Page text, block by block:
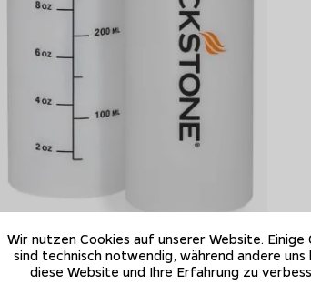
Wir nutzen Cookies auf unserer Website. Einige
sind technisch notwendig, während andere uns
diese Website und Ihre Erfahrung zu